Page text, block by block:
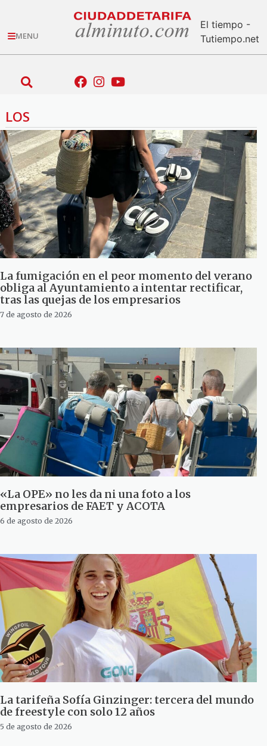
MENU
El tiempo -
Tutiempo.net
LOS
La fumigación en el peor momento del verano
obliga al Ayuntamiento a intentar rectificar,
tras las quejas de los empresarios
7 de agosto de 2026
«La OPE» no les da ni una foto a los
empresarios de FAET y ACOTA
6 de agosto de 2026
La tarifeña Sofía Ginzinger: tercera del mundo
de freestyle con solo 12 años
5 de agosto de 2026